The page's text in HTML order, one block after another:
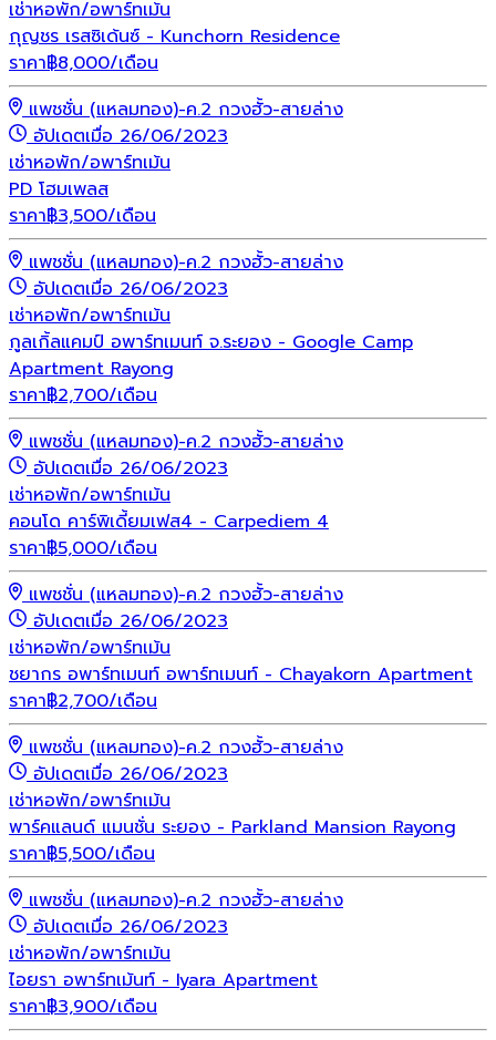
เช่าหอพัก/อพาร์ทเม้น
กุญชร เรสซิเด้นซ์ - Kunchorn Residence
ราคา฿8,000/เดือน
แพชชั่น (แหลมทอง)-ค.2 กวงฮั้ว-สายล่าง
อัปเดตเมื่อ 26/06/2023
เช่าหอพัก/อพาร์ทเม้น
PD โฮมเพลส
ราคา฿3,500/เดือน
แพชชั่น (แหลมทอง)-ค.2 กวงฮั้ว-สายล่าง
อัปเดตเมื่อ 26/06/2023
เช่าหอพัก/อพาร์ทเม้น
กูลเกิ้ลแคมป์ อพาร์ทเมนท์ จ.ระยอง - Google Camp
Apartment Rayong
ราคา฿2,700/เดือน
แพชชั่น (แหลมทอง)-ค.2 กวงฮั้ว-สายล่าง
อัปเดตเมื่อ 26/06/2023
เช่าหอพัก/อพาร์ทเม้น
คอนโด คาร์พิเดี้ยมเฟส4 - Carpediem 4
ราคา฿5,000/เดือน
แพชชั่น (แหลมทอง)-ค.2 กวงฮั้ว-สายล่าง
อัปเดตเมื่อ 26/06/2023
เช่าหอพัก/อพาร์ทเม้น
ชยากร อพาร์ทเมนท์ อพาร์ทเมนท์ - Chayakorn Apartment
ราคา฿2,700/เดือน
แพชชั่น (แหลมทอง)-ค.2 กวงฮั้ว-สายล่าง
อัปเดตเมื่อ 26/06/2023
เช่าหอพัก/อพาร์ทเม้น
พาร์คแลนด์ แมนชั่น ระยอง - Parkland Mansion Rayong
ราคา฿5,500/เดือน
แพชชั่น (แหลมทอง)-ค.2 กวงฮั้ว-สายล่าง
อัปเดตเมื่อ 26/06/2023
เช่าหอพัก/อพาร์ทเม้น
ไอยรา อพาร์ทเม้นท์ - Iyara Apartment
ราคา฿3,900/เดือน